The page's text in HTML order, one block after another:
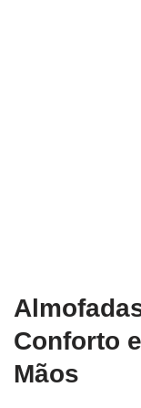
Conforto
Mãos